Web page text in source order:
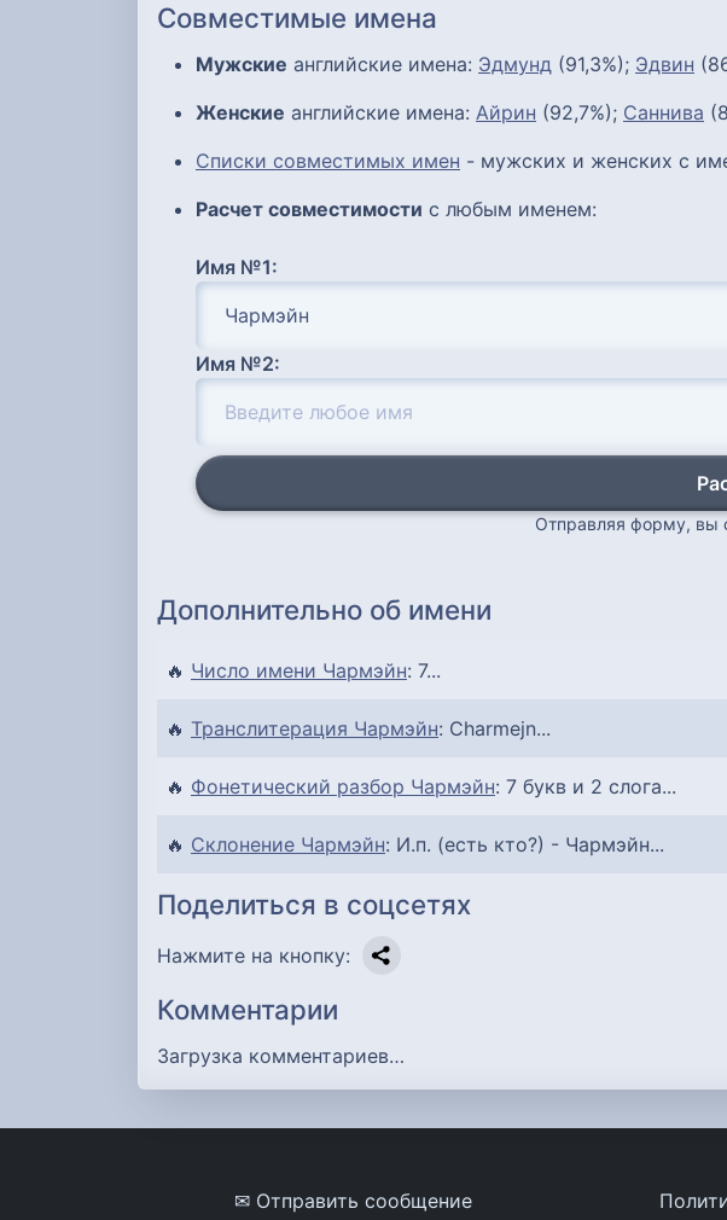
Совместимые имена
Мужские английские имена: Эдмунд (91,3%); Эдвин
Женские английские имена: Айрин (92,7%); Саннива
Списки совместимых имен - мужских и женских с
Расчет совместимости с любым именем:
Имя №1:
Имя №2:
Отправляя форму, вы
Дополнительно об имени
🔥 Число имени Чармэйн: 7...
🔥 Транслитерация Чармэйн: Charmejn...
🔥 Фонетический разбор Чармэйн: 7 букв и 2 слога...
🔥 Склонение Чармэйн: И.п. (есть кто?) - Чармэйн...
Поделиться в соцсетях
Нажмите на кнопку:
Комментарии
Загрузка комментариев…
✉ Отправить сообщение